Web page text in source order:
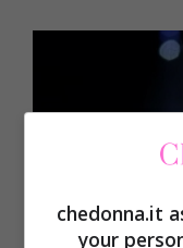
chedonna.it
your